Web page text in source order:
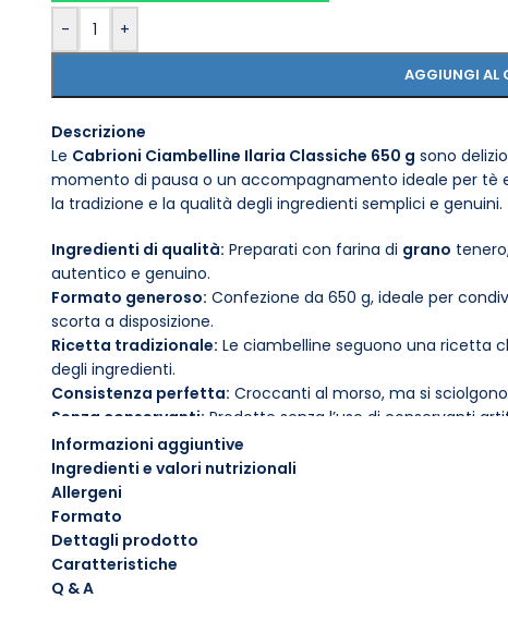
- +
AGGIUNGI AL
Descrizione
Le Cabrioni Ciambelline Ilaria Classiche 650 g sono
momento di pausa o un accompagnamento ideale per tè
la tradizione e la qualità degli ingredienti semplici e genuini.
Ingredienti di qualità: Preparati con farina di grano
autentico e genuino.
Formato generoso: Confezione da 650 g, ideale per
scorta a disposizione.
Ricetta tradizionale: Le ciambelline seguono una ricetta
degli ingredienti.
Consistenza perfetta: Croccanti al morso, ma si
Senza conservanti: Prodotte senza l’uso di conservanti
Adatte a ogni occasione:
LeCabrioni Ciambelline Ilaria Classiche
Provale anche come base per dessert creativi,
Informazioni aggiuntive
Ingredienti e valori nutrizionali
Allergeni
Formato
Dettagli prodotto
Caratteristiche
Q & A